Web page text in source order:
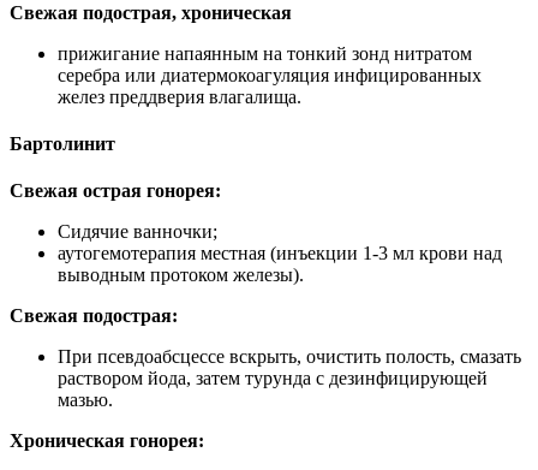
Свежая подострая, хроническая
прижигание напаянным на тонкий зонд нитратом
серебра или диатермокоагуляция инфицированных
желез преддверия влагалища.
Бартолинит
Свежая острая гонорея:
Сидячие ванночки;
аутогемотерапия местная (инъекции 1-3 мл крови над
выводным протоком железы).
Свежая подострая:
При псевдоабсцессе вскрыть, очистить полость, смазать
раствором йода, затем турунда с дезинфицирующей
мазью.
Хроническая гонорея: